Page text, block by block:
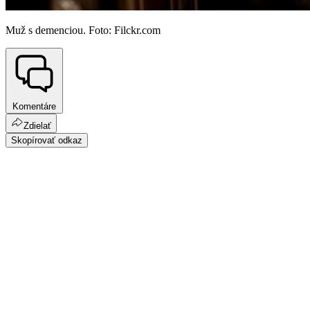
Muž s demenciou. Foto: Filckr.com
Komentáre
Zdielať
Skopírovať odkaz